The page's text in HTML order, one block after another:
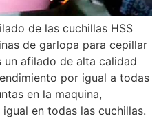
de las cuchillas HSS
de garlopa para cepillar
un afilado de alta calidad
por igual a todas
en la maquina,
en todas las cuchillas.